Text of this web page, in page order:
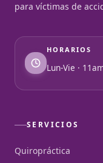
para víctimas de
HORARIOS
Lun-Vie ·
SERVICIOS
Quiropráctica